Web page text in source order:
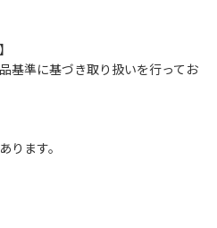
基準に基づき取り扱いを行ってお
ります。